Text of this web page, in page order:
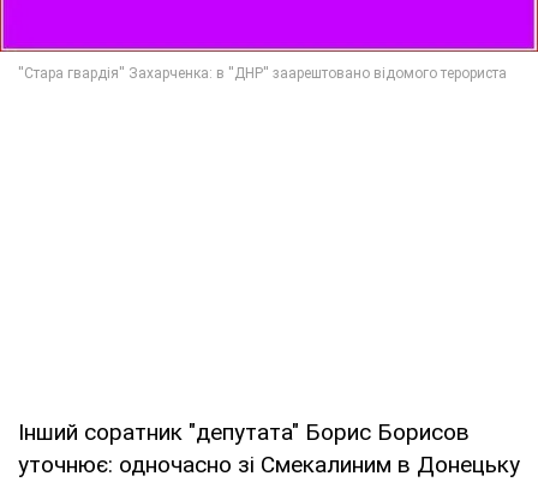
Інший соратник "депутата" Борис Борисов
уточнює: одночасно зі Смекалиним в Донецьку